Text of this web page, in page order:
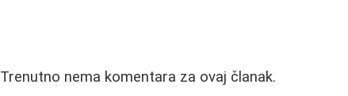
Trenutno nema komentara za ovaj članak.